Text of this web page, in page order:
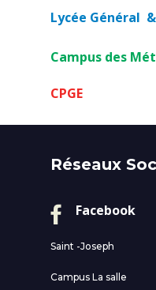
Lycée Général
Campus des
CPGE
Réseaux
Facebook
Saint -Joseph
Campus La salle